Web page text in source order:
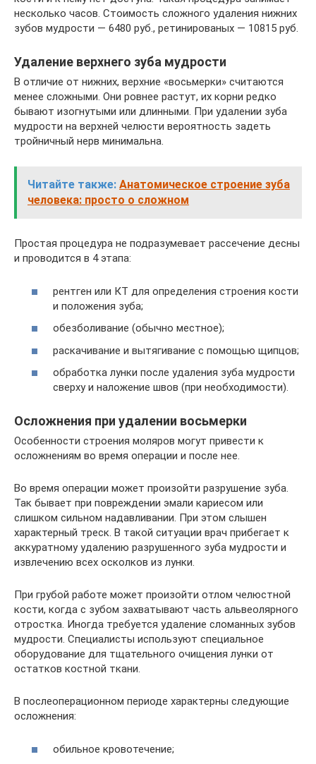
несколько часов. Стоимость сложного удаления нижних
зубов мудрости — 6480 руб., ретинированых — 10815 руб.
Удаление верхнего зуба мудрости
В отличие от нижних, верхние «восьмерки» считаются
менее сложными. Они ровнее растут, их корни редко
бывают изогнутыми или длинными. При удалении зуба
мудрости на верхней челюсти вероятность задеть
тройничный нерв минимальна.
Читайте также: Анатомическое строение зуба
человека: просто о сложном
Простая процедура не подразумевает рассечение десны
и проводится в 4 этапа:
рентген или КТ для определения строения кости
и положения зуба;
обезболивание (обычно местное);
раскачивание и вытягивание с помощью щипцов;
обработка лунки после удаления зуба мудрости
сверху и наложение швов (при необходимости).
Осложнения при удалении восьмерки
Особенности строения моляров могут привести к
осложнениям во время операции и после нее.
Во время операции может произойти разрушение зуба.
Так бывает при повреждении эмали кариесом или
слишком сильном надавливании. При этом слышен
характерный треск. В такой ситуации врач прибегает к
аккуратному удалению разрушенного зуба мудрости и
извлечению всех осколков из лунки.
При грубой работе может произойти отлом челюстной
кости, когда с зубом захватывают часть альвеолярного
отростка. Иногда требуется удаление сломанных зубов
мудрости. Специалисты используют специальное
оборудование для тщательного очищения лунки от
остатков костной ткани.
В послеоперационном периоде характерны следующие
осложнения:
обильное кровотечение;